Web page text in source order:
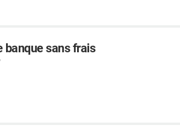
banque sans frais